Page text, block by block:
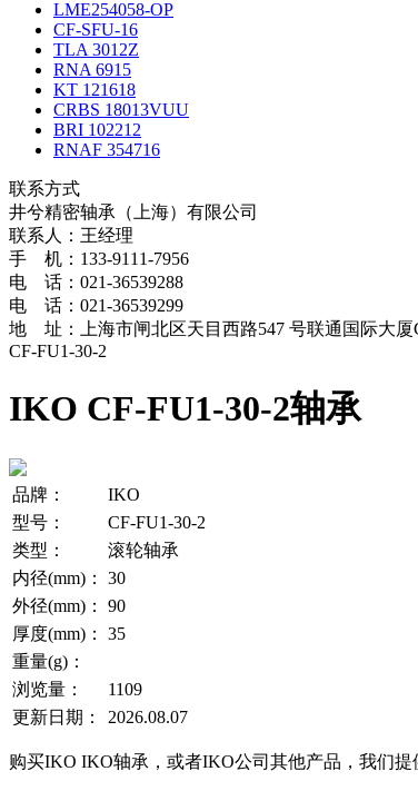
LME254058-OP
CF-SFU-16
TLA 3012Z
RNA 6915
KT 121618
CRBS 18013VUU
BRI 102212
RNAF 354716
联系方式
井兮精密轴承（上海）有限公司
联系人：王经理
手 机：133-9111-7956
电 话：021-36539288
电 话：021-36539299
地 址：上海市闸北区天目西路547 号联通国际大厦
CF-FU1-30-2
IKO CF-FU1-30-2轴承
品牌：
IKO
型号：
CF-FU1-30-2
类型：
滚轮轴承
内径(mm)：
30
外径(mm)：
90
厚度(mm)：
35
重量(g)：
浏览量：
1109
更新日期：
2026.08.07
购买IKO IKO轴承，或者IKO公司其他产品，我们